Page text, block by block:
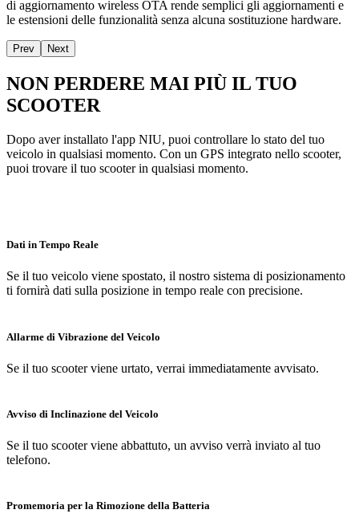
di aggiornamento wireless OTA rende semplici gli aggiornamenti e
le estensioni delle funzionalità senza alcuna sostituzione hardware.
Prev Next
NON PERDERE MAI PIÙ IL TUO
SCOOTER
Dopo aver installato l'app NIU, puoi controllare lo stato del tuo
veicolo in qualsiasi momento. Con un GPS integrato nello scooter,
puoi trovare il tuo scooter in qualsiasi momento.
Dati in Tempo Reale
Se il tuo veicolo viene spostato, il nostro sistema di posizionamento
ti fornirà dati sulla posizione in tempo reale con precisione.
Allarme di Vibrazione del Veicolo
Se il tuo scooter viene urtato, verrai immediatamente avvisato.
Avviso di Inclinazione del Veicolo
Se il tuo scooter viene abbattuto, un avviso verrà inviato al tuo
telefono.
Promemoria per la Rimozione della Batteria